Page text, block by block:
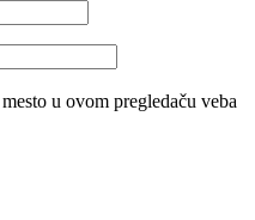
u ovom pregledaču veba